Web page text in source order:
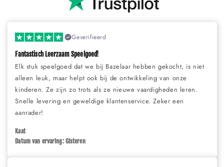
Geverifieerd
Fantastisch Leerzaam Speelgoed!
Elk stuk speelgoed dat we bij Bazelaar hebben gekocht, is niet
alleen leuk, maar helpt ook bij de ontwikkeling van onze
kinderen. Ze zijn zo trots als ze nieuwe vaardigheden leren.
Snelle levering en geweldige klantenservice. Zeker een
aanrader!
Kaat
Datum van ervaring: Gisteren